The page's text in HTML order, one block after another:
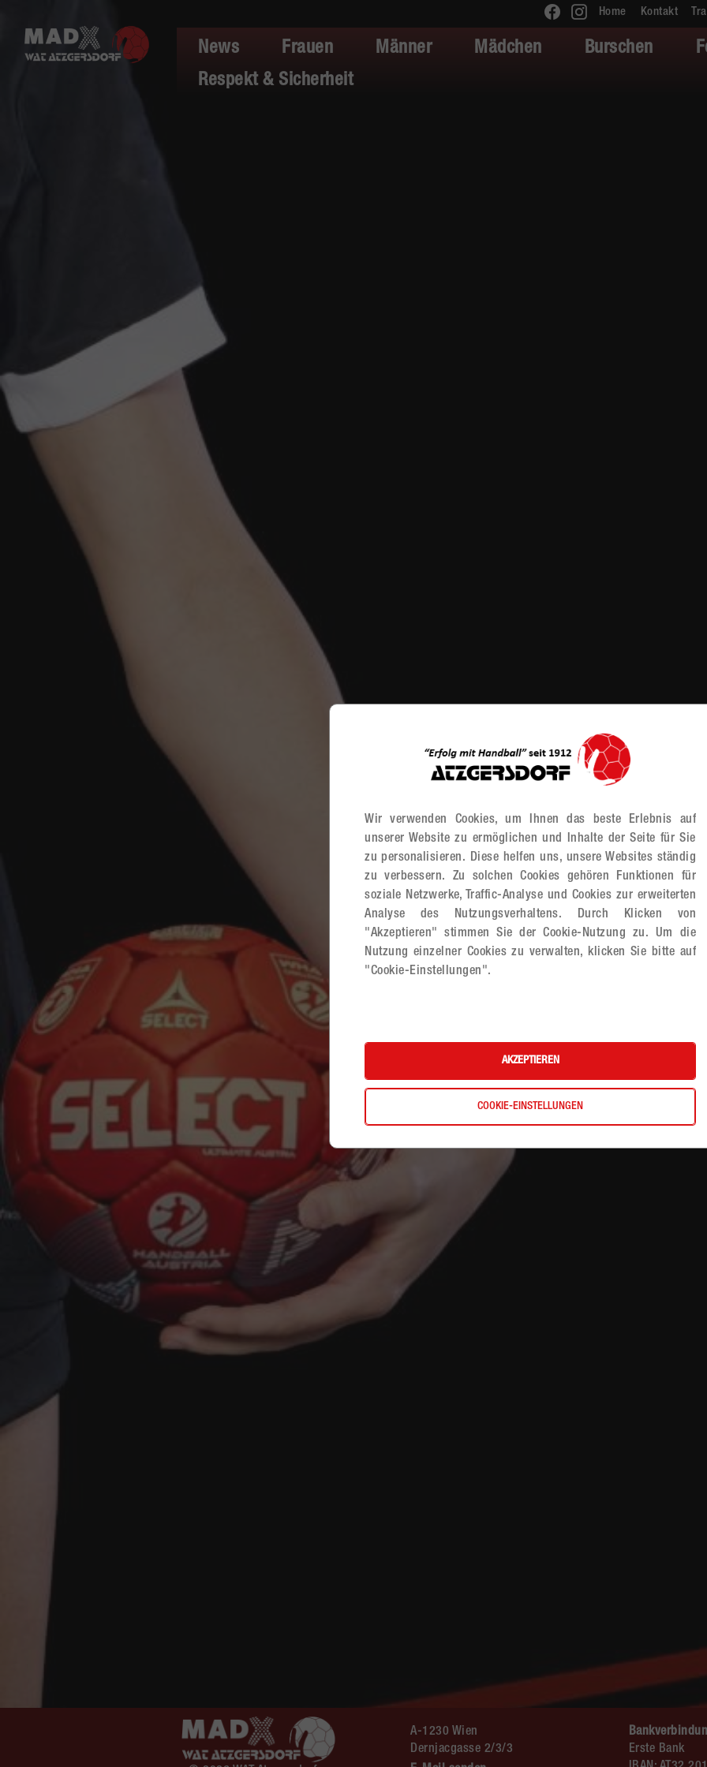
Home Kontakt
News Frauen Männer Mädchen Burschen
Respekt & Sicherheit
A-1230 Wien
Dernjacgasse 2/3/3
Erste Bank
Wir verwenden Cookies, um Ihnen das beste Erlebnis auf
unserer Website zu ermöglichen und Inhalte der Seite für Sie
zu personalisieren. Diese helfen uns, unsere Websites ständig
zu verbessern. Zu solchen Cookies gehören Funktionen für
soziale Netzwerke, Traffic-Analyse und Cookies zur erweiterten
Analyse des Nutzungsverhaltens. Durch Klicken von
"Akzeptieren" stimmen Sie der Cookie-Nutzung zu. Um die
Nutzung einzelner Cookies zu verwalten, klicken Sie bitte auf
"Cookie-Einstellungen".
AKZEPTIEREN
COOKIE-EINSTELLUNGEN